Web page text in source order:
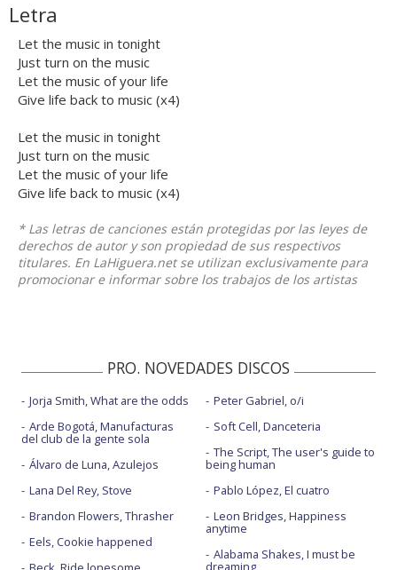
Letra
Let the music in tonight
Just turn on the music
Let the music of your life
Give life back to music (x4)
Let the music in tonight
Just turn on the music
Let the music of your life
Give life back to music (x4)
* Las letras de canciones están protegidas por las leyes de
derechos de autor y son propiedad de sus respectivos
titulares. En LaHiguera.net se utilizan exclusivamente para
promocionar e informar sobre los trabajos de los artistas
PRO. NOVEDADES DISCOS
Jorja Smith, What are the odds
Arde Bogotá, Manufacturas
del club de la gente sola
Álvaro de Luna, Azulejos
Lana Del Rey, Stove
Brandon Flowers, Thrasher
Eels, Cookie happened
Peter Gabriel, o/i
Soft Cell, Danceteria
The Script, The user's guide to
being human
Pablo López, El cuatro
Leon Bridges, Happiness
anytime
Alabama Shakes, I must be
dreaming